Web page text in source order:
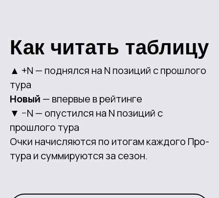
Как читать таблицу
▲ +N — поднялся на N позиций с прошлого
тура
Новый — впервые в рейтинге
▼ −N — опустился на N позиций с
прошлого тура
Очки начисляются по итогам каждого Про-
тура и суммируются за сезон.